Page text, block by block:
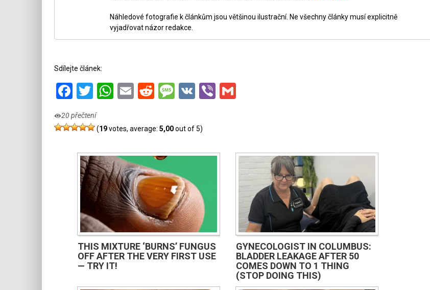
Náhledové fotografie k článkům jsou většinou ilustrační. Ne všechny články musí explicitně
vyjadřovat názor redakce.
Sdílejte článek:
Facebook
Twitter
WhatsApp
EmailRedditMessage
VKViberGmail
20 přečtení
(19votes, average: 5,00out of 5)
THIS MIXTURE ‘BURNS’ FUNGUS
OFF AFTER THE VERY FIRST USE
— TRY IT!
GYNECOLOGIST IN COLUMBUS:
BLADDER LEAKAGE AFTER 50
COMES DOWN TO 1 THING
(STOP DOING THIS)